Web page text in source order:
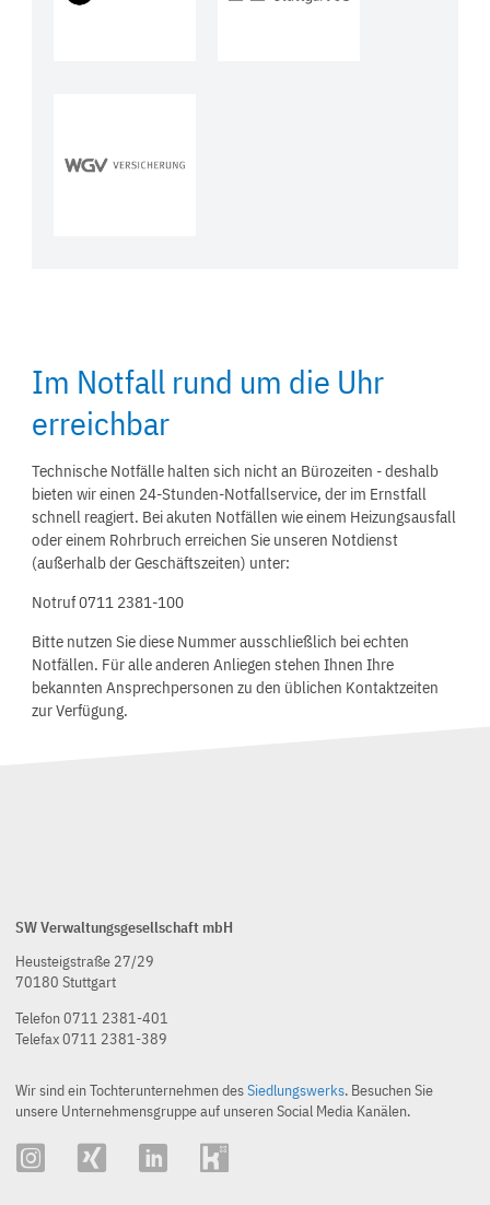
Im Notfall rund um die Uhr
erreichbar
Technische Notfälle halten sich nicht an Bürozeiten - deshalb
bieten wir einen 24-Stunden-Notfallservice, der im Ernstfall
schnell reagiert. Bei akuten Notfällen wie einem Heizungsausfall
oder einem Rohrbruch erreichen Sie unseren Notdienst
(außerhalb der Geschäftszeiten) unter:
Notruf 0711 2381-100
Bitte nutzen Sie diese Nummer ausschließlich bei echten
Notfällen. Für alle anderen Anliegen stehen Ihnen Ihre
bekannten Ansprechpersonen zu den üblichen Kontaktzeiten
zur Verfügung.
SW Verwaltungsgesellschaft mbH
Heusteigstraße 27/29
70180 Stuttgart
Telefon 0711 2381-401
Telefax 0711 2381-389
Wir sind ein Tochterunternehmen desSiedlungswerks. Besuchen Sie
unsere Unternehmensgruppe auf unseren Social Media Kanälen.